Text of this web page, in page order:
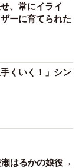
、常にイライ
ーに育てられた
くいく！」シン
瀬はるかの娘役→